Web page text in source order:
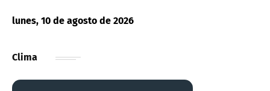
lunes, 10 de agosto de 2026
Clima